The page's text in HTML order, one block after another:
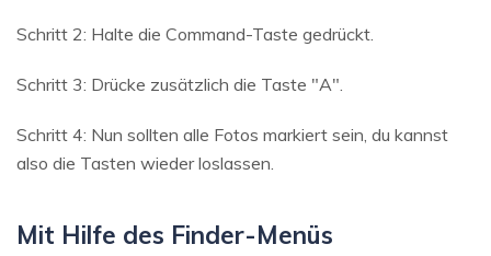
Schritt 2: Halte die Command-Taste gedrückt.
Schritt 3: Drücke zusätzlich die Taste "A".
Schritt 4: Nun sollten alle Fotos markiert sein, du kannst
also die Tasten wieder loslassen.
Mit Hilfe des Finder-Menüs